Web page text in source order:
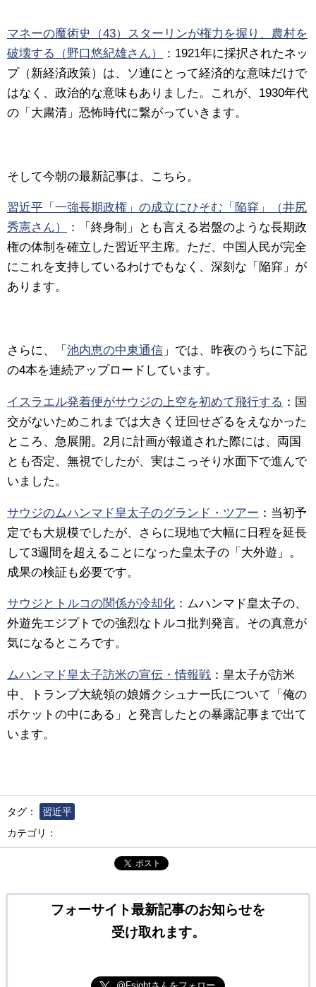
マネーの魔術史（43）スターリンが権力を握り、農村を
破壊する（野口悠紀雄さん）
： 1921年に採択されたネッ
プ（新経済政策）は、ソ連にとって経済的な意味だけで
はなく、政治的な意味もありました。これが、1930年代
の「大粛清」恐怖時代に繋がっていきます。
そして今朝の最新記事は、こちら。
習近平「一強長期政権」の成立にひそむ「陥穽」（井尻
秀憲さん）
：
「終身制」とも言える岩盤のような長期政
権の体制を確立した習近平主席。ただ、中国人民が完全
にこれを支持しているわけでもなく、深刻な「陥穽」が
あります。
さらに、「 池内恵の中東通信 」では、昨夜のうちに下記
の4本を連続アップロードしています。
イスラエル発着便がサウジの上空を初めて飛行する ： 国
交がないためこれまでは大きく迂回せざるをえなかった
ところ、急展開。2月に計画が報道された際には、両国
とも否定、無視でしたが、実はこっそり水面下で進んで
いました。
サウジのムハンマド皇太子のグランド・ツアー ： 当初予
定でも大規模でしたが、さらに現地で大幅に日程を延長
して3週間を超えることになった皇太子の「大外遊」。
成果の検証も必要です。
サウジとトルコの関係が冷却化 ： ムハンマド皇太子の、
外遊先エジプトでの強烈なトルコ批判発言。その真意が
気になるところです。
ムハンマド皇太子訪米の宣伝・情報戦 ： 皇太子が訪米
中、トランプ大統領の娘婿クシュナー氏について「俺の
ポケットの中にある」と発言したとの暴露記事まで出て
います。
タグ：
習近平
カテゴリ：
ポスト
フォーサイト最新記事のお知らせを
受け取れます。